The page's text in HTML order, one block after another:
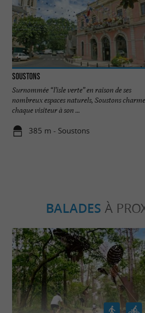
Soustons
Surnommée “l’isle verte” en raison de ses
nombreux espaces naturels, Soustons charme
chaque visiteur à son ...
385 m - Soustons
BALADES À